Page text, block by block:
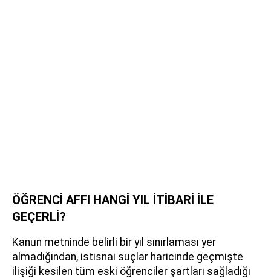
ÖĞRENCİ AFFI HANGİ YIL İTİBARİ İLE
GEÇERLİ?
Kanun metninde belirli bir yıl sınırlaması yer
almadığından, istisnai suçlar haricinde geçmişte
ilişiği kesilen tüm eski öğrenciler şartları sağladığı